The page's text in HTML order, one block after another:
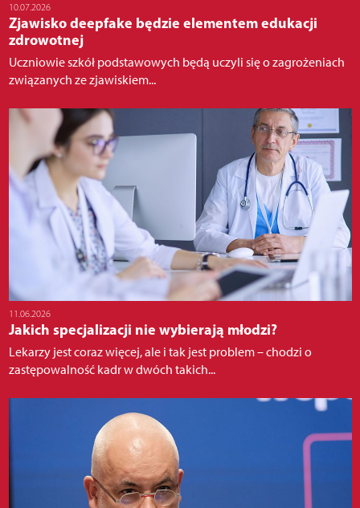
10.07.2026
Zjawisko deepfake będzie elementem edukacji
zdrowotnej
Uczniowie szkół podstawowych będą uczyli się o zagrożeniach
związanych ze zjawiskiem...
11.06.2026
Jakich specjalizacji nie wybierają młodzi?
Lekarzy jest coraz więcej, ale i tak jest problem – chodzi o
zastępowalność kadr w dwóch takich...